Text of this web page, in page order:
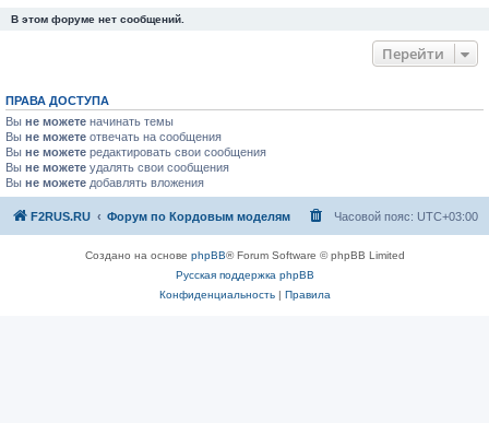
В этом форуме нет сообщений.
Перейти
ПРАВА ДОСТУПА
Вы не можете начинать темы
Вы не можете отвечать на сообщения
Вы не можете редактировать свои сообщения
Вы не можете удалять свои сообщения
Вы не можете добавлять вложения
F2RUS.RU Форум по Кордовым моделям Часовой пояс: UTC+03:00
Создано на основе phpBB® Forum Software © phpBB Limited
Русская поддержка phpBB
Конфиденциальность| Правила